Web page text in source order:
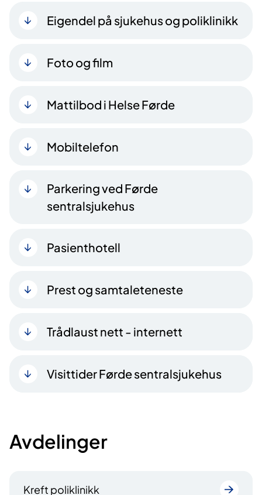
Eigendel på sjukehus og poliklinikk
Foto og film
Mattilbod i Helse Førde
Mobiltelefon
Parkering ved Førde
sentralsjukehus
Pasienthotell
Prest og samtaleteneste
Trådlaust nett - internett
Visittider Førde sentralsjukehus
Avdelinger
Kreft poliklinikk